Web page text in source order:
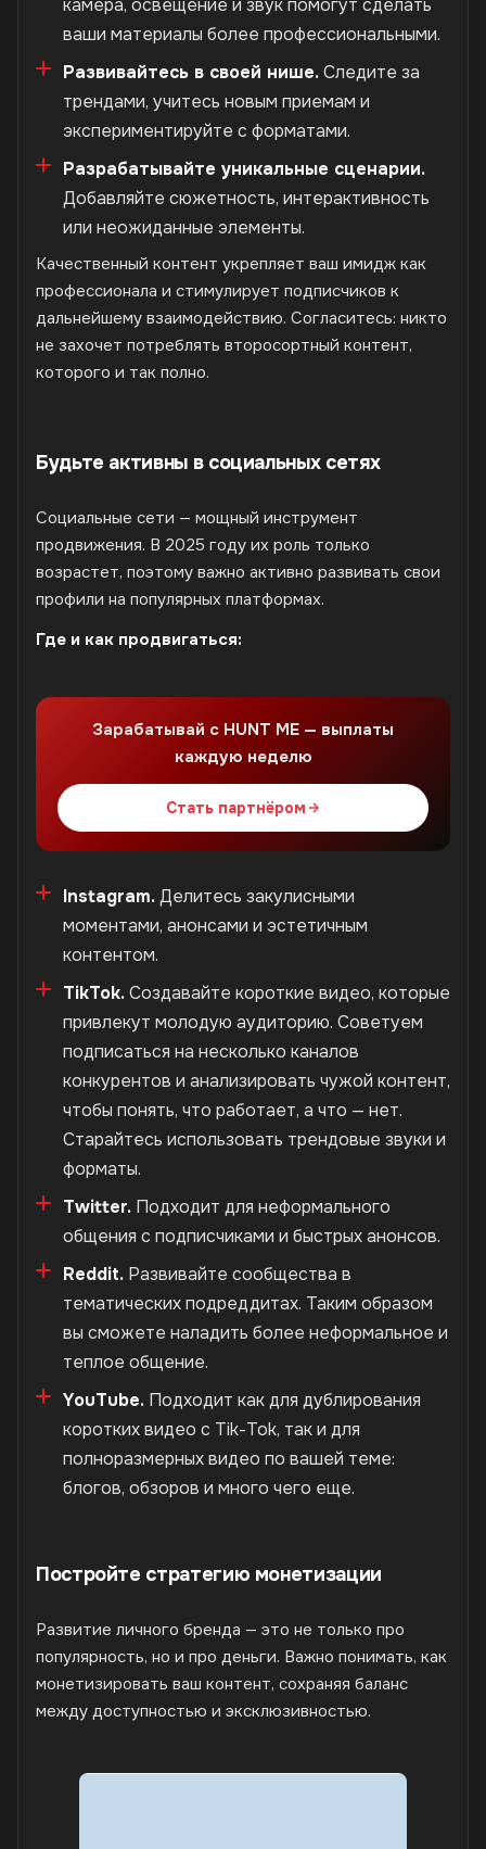
камера, освещение и звук помогут сделать
ваши материалы более профессиональными.
Развивайтесь в своей нише.Следите за
трендами, учитесь новым приемам и
экспериментируйте с форматами.
Разрабатывайте уникальные сценарии.
Добавляйте сюжетность, интерактивность
или неожиданные элементы.
Качественный контент укрепляет ваш имидж как
профессионала и стимулирует подписчиков к
дальнейшему взаимодействию. Согласитесь: никто
не захочет потреблять второсортный контент,
которого и так полно.
Будьте активны в социальных сетях
Социальные сети — мощный инструмент
продвижения. В 2025 году их роль только
возрастет, поэтому важно активно развивать свои
профили на популярных платформах.
Где и как продвигаться:
Зарабатывай с HUNT ME — выплаты
каждую неделю
Стать партнёром
Instagram.Делитесь закулисными
моментами, анонсами и эстетичным
контентом.
TikTok.Создавайте короткие видео, которые
привлекут молодую аудиторию. Советуем
подписаться на несколько каналов
конкурентов и анализировать чужой контент,
чтобы понять, что работает, а что — нет.
Старайтесь использовать трендовые звуки и
форматы.
Twitter. Подходит для неформального
общения с подписчиками и быстрых анонсов.
Reddit. Развивайте сообщества в
тематических подреддитах. Таким образом
вы сможете наладить более неформальное и
теплое общение.
YouTube. Подходит как для дублирования
коротких видео с Tik-Tok, так и для
полноразмерных видео по вашей теме:
блогов, обзоров и много чего еще.
Постройте стратегию монетизации
Развитие личного бренда — это не только про
популярность, но и про деньги. Важно понимать, как
монетизировать ваш контент, сохраняя баланс
между доступностью и эксклюзивностью.